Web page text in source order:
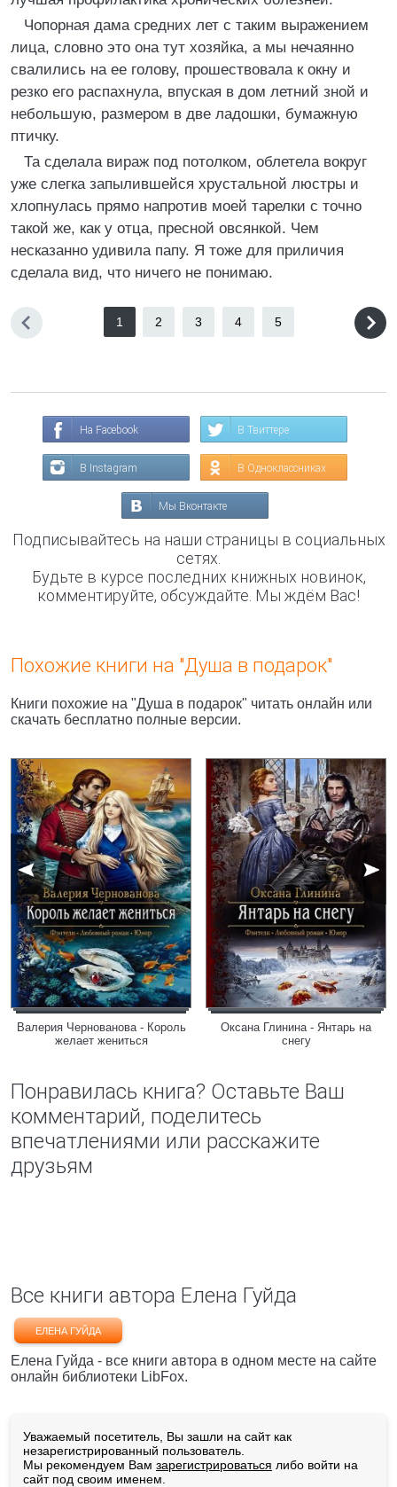
Чопорная дама средних лет с таким выражением
лица, словно это она тут хозяйка, а мы нечаянно
свалились на ее голову, прошествовала к окну и
резко его распахнула, впуская в дом летний зной и
небольшую, размером в две ладошки, бумажную
птичку.
Та сделала вираж под потолком, облетела вокруг
уже слегка запылившейся хрустальной люстры и
хлопнулась прямо напротив моей тарелки с точно
такой же, как у отца, пресной овсянкой. Чем
несказанно удивила папу. Я тоже для приличия
сделала вид, что ничего не понимаю.
1 2 3 4 5
На Facebook В Твиттере
В Instagram В Одноклассниках
Мы Вконтакте
Подписывайтесь на наши страницы в социальных
сетях.
Будьте в курсе последних книжных новинок,
комментируйте, обсуждайте. Мы ждём Вас!
Похожие книги на "Душа в подарок"
Книги похожие на "Душа в подарок" читать онлайн или
скачать бесплатно полные версии.
Валерия Чернованова - Король
желает жениться
Оксана Глинина - Янтарь на
снегу
Понравилась книга? Оставьте Ваш
комментарий, поделитесь
впечатлениями или расскажите
друзьям
Все книги автора Елена Гуйда
ЕЛЕНА ГУЙДА
Елена Гуйда - все книги автора в одном месте на сайте
онлайн библиотеки LibFox.
Уважаемый посетитель, Вы зашли на сайт как
незарегистрированный пользователь.
Мы рекомендуем Вам зарегистрироваться либо войти на
сайт под своим именем.